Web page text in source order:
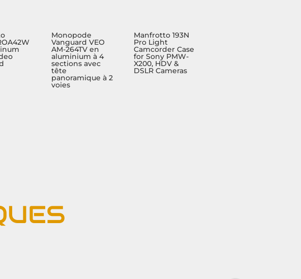
Monopode
Vanguard VEO
AM-264TV en
aluminium à 4
sections avec
tête
panoramique à 2
voies
Manfrotto 193N
Pro Light
Camcorder Case
for Sony PMW-
X200, HDV &
DSLR Cameras